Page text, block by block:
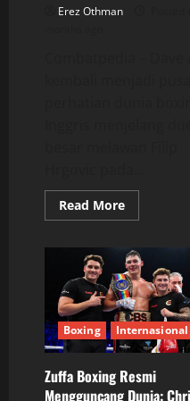
Erez Othman
Read MoreRead
more
Allen
Kembali
Viral
Jelang
Duel
Brutal
Lawan
Filip
Hrgovic
Boxing Internasional
Zuffa Boxing Resmi
Mengguncang Dunia: